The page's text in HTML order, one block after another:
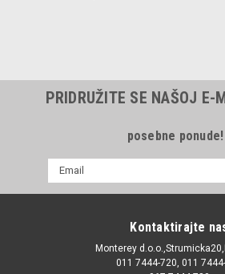
PRIDRUŽITE SE NAŠOJ E-
posebne ponude!
mail
Kontaktirajte
Monterey
011 7444-720, 011